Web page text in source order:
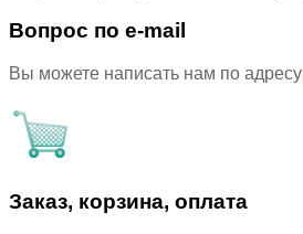
Вопрос по e-mail
Вы можете написать нам по адресу
Заказ, корзина, оплата